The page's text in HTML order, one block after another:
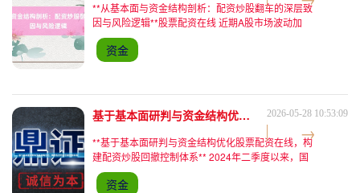
**从基本面与资金结构剖析：配资炒股翻车的深层致
因与风险逻辑**股票配资在线 近期A股市场波动加
剧，结构性分化特征显著。以2024年X月X日为例，
沪指微涨0.15%，但创业板指重挫2.3%，两市成交
额
资金
基于基本面研判与资金结构优化，构建配资炒股回撤控制体系 2026-05-28 10:53:09
**基于基本面研判与资金结构优化股票配资在线，构
建配资炒股回撤控制体系** 2024年二季度以来，国
内经济呈现"弱复苏+结构性分化"特征，PMI连续三个
月徘徊在荣枯线附近，但高技术制造业投资增速突破
资金